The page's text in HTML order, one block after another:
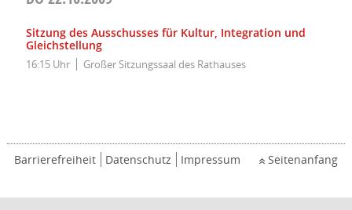
Sitzung des Ausschusses für Kultur, Integration und
Gleichstellung
16:15 Uhr Großer Sitzungssaal des Rathauses
Barrierefreiheit Datenschutz Impressum Seitenanfang